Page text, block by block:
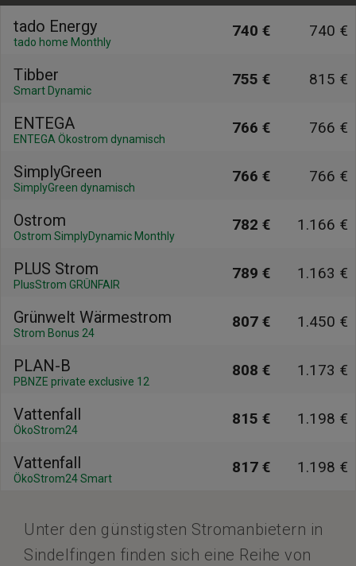
tado Energy
tado home Monthly
740 € 740 €
Tibber
Smart Dynamic
755 € 815 €
ENTEGA
ENTEGA Ökostrom dynamisch
766 € 766 €
SimplyGreen
SimplyGreen dynamisch
766 € 766 €
Ostrom
Ostrom SimplyDynamic Monthly
782 € 1.166 €
PLUS Strom
PlusStrom GRÜNFAIR
789 € 1.163 €
Grünwelt Wärmestrom
Strom Bonus 24
807 € 1.450 €
PLAN-B
PBNZE private exclusive 12
808 € 1.173 €
Vattenfall
ÖkoStrom24
815 € 1.198 €
Vattenfall
ÖkoStrom24 Smart
817 € 1.198 €
Unter den günstigsten Stromanbietern in
Sindelfingen finden sich eine Reihe von